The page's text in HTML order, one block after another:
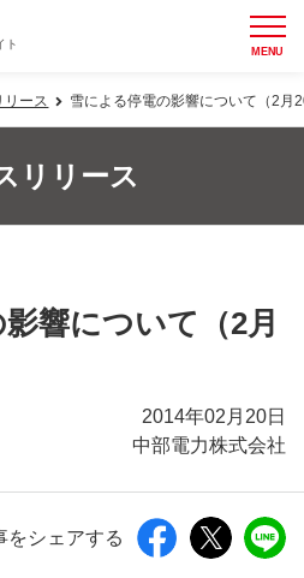
ト MENU
リース 雪による停電の影響について（2月
リリース
響について（2月
2014年02月20日
中部電力株式会社
をシェアする